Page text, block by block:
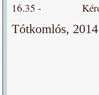
16.35 -
Tótkomlós,